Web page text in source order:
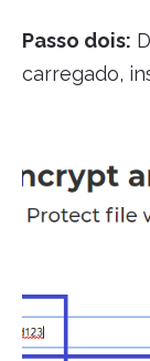
Passo dois:
carregado,